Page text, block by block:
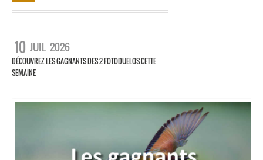
10 JUIL 2026
DÉCOUVREZ LES GAGNANTS DES 2 FOTODUELOS CETTE
SEMAINE